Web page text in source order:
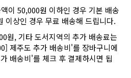
이 50,000원 이하인 경우 기본 배송
이상인 경우 무료 배송해 드립니다.
원, 기타 도서지역의 추가 배송료는
제주도 추가 배송비'를 장바구니에
배송비'를 체크 후 결제하시면 됩